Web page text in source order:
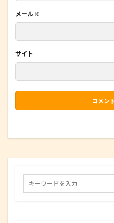
メール ※
サイト